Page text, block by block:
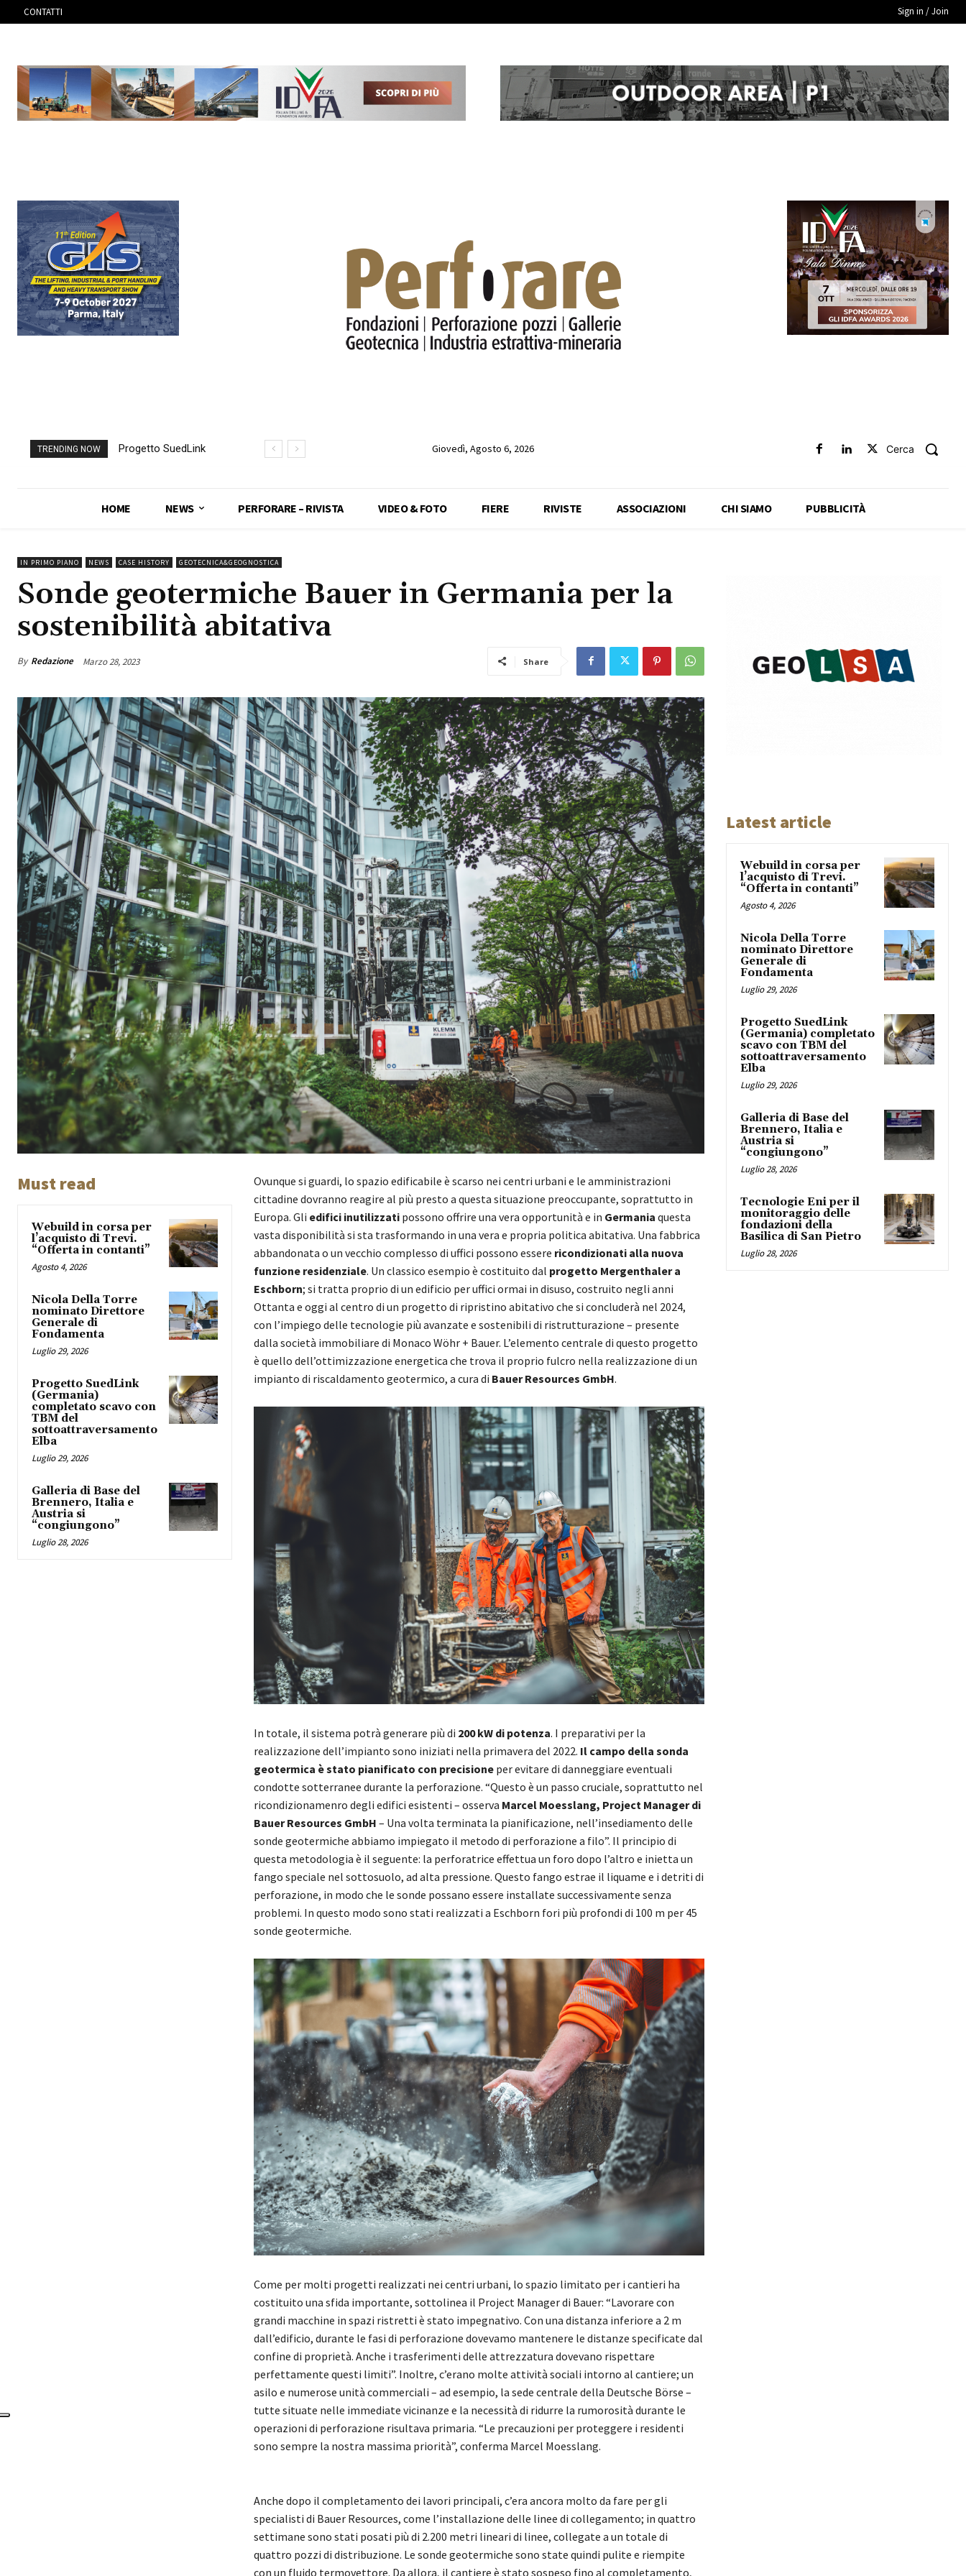
CONTATTI Sign in / Join
TRENDING NOW
Progetto SuedLink
con TBM del
Giovedì, Agosto 6, 2026 Cerca
HOME NEWS PERFORARE – RIVISTA VIDEO & FOTO FIERE RIVISTE ASSOCIAZIONI CHI SIAMO PUBBLICITÀ
IN PRIMO PIANO NEWS CASE HISTORY GEOTECNICA&GEOGNOSTICA
Sonde geotermiche Bauer in Germania per la
sostenibilità abitativa
By Redazione Marzo 28, 2023 Share
Must read
Webuild in corsa per
l’acquisto di Trevi.
“Offerta in contanti”
Agosto 4, 2026
Nicola Della Torre
nominato Direttore
Generale di
Fondamenta
Luglio 29, 2026
Progetto SuedLink
(Germania)
completato scavo con
TBM del
sottoattraversamento
Elba
Luglio 29, 2026
Galleria di Base del
Brennero, Italia e
Austria si
“congiungono”
Luglio 28, 2026
Ovunque si guardi, lo spazio edificabile è scarso nei centri urbani e le amministrazioni
cittadine dovranno reagire al più presto a questa situazione preoccupante, soprattutto in
Europa. Gli edifici inutilizzatipossono offrire una vera opportunità e in Germania questa
vasta disponibilità si sta trasformando in una vera e propria politica abitativa. Una fabbrica
abbandonata o un vecchio complesso di uffici possono essere ricondizionati alla nuova
funzione residenziale. Un classico esempio è costituito dal progetto Mergenthaler a
Eschborn; si tratta proprio di un edificio per uffici ormai in disuso, costruito negli anni
Ottanta e oggi al centro di un progetto di ripristino abitativo che si concluderà nel 2024,
con l’impiego delle tecnologie più avanzate e sostenibili di ristrutturazione – presente
dalla società immobiliare di Monaco Wöhr + Bauer. L’elemento centrale di questo progetto
è quello dell’ottimizzazione energetica che trova il proprio fulcro nella realizzazione di un
impianto di riscaldamento geotermico, a cura di Bauer Resources GmbH.
In totale, il sistema potrà generare più di 200 kW di potenza. I preparativi per la
realizzazione dell’impianto sono iniziati nella primavera del 2022. Il campo della sonda
geotermica è stato pianificato con precisioneper evitare di danneggiare eventuali
condotte sotterranee durante la perforazione. “Questo è un passo cruciale, soprattutto nel
ricondizionamenro degli edifici esistenti – osserva Marcel Moesslang, Project Manager di
Bauer Resources GmbH – Una volta terminata la pianificazione, nell’insediamento delle
sonde geotermiche abbiamo impiegato il metodo di perforazione a filo”. Il principio di
questa metodologia è il seguente: la perforatrice effettua un foro dopo l’altro e inietta un
fango speciale nel sottosuolo, ad alta pressione. Questo fango estrae il liquame e i detriti di
perforazione, in modo che le sonde possano essere installate successivamente senza
problemi. In questo modo sono stati realizzati a Eschborn fori più profondi di 100 m per 45
sonde geotermiche.
Come per molti progetti realizzati nei centri urbani, lo spazio limitato per i cantieri ha
costituito una sfida importante, sottolinea il Project Manager di Bauer: “Lavorare con
grandi macchine in spazi ristretti è stato impegnativo. Con una distanza inferiore a 2 m
dall’edificio, durante le fasi di perforazione dovevamo mantenere le distanze specificate dal
confine di proprietà. Anche i trasferimenti delle attrezzatura dovevano rispettare
perfettamente questi limiti”. Inoltre, c’erano molte attività sociali intorno al cantiere; un
asilo e numerose unità commerciali – ad esempio, la sede centrale della Deutsche Börse –
tutte situate nelle immediate vicinanze e la necessità di ridurre la rumorosità durante le
operazioni di perforazione risultava primaria. “Le precauzioni per proteggere i residenti
sono sempre la nostra massima priorità”, conferma Marcel Moesslang.
Anche dopo il completamento dei lavori principali, c’era ancora molto da fare per gli
specialisti di Bauer Resources, come l’installazione delle linee di collegamento; in quattro
settimane sono stati posati più di 2.200 metri lineari di linee, collegate a un totale di
quattro pozzi di distribuzione. Le sonde geotermiche sono state quindi pulite e riempite
con un fluido termovettore. Da allora, il cantiere è stato sospeso fino al completamento,
Latest article
Webuild in corsa per
l’acquisto di Trevi.
“Offerta in contanti”
Agosto 4, 2026
Nicola Della Torre
nominato Direttore
Generale di
Fondamenta
Luglio 29, 2026
Progetto SuedLink
(Germania) completato
scavo con TBM del
sottoattraversamento
Elba
Luglio 29, 2026
Galleria di Base del
Brennero, Italia e
Austria si
“congiungono”
Luglio 28, 2026
Tecnologie Eni per il
monitoraggio delle
fondazioni della
Basilica di San Pietro
Luglio 28, 2026